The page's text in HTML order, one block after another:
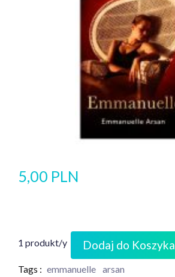
5,00 PLN
1 produkt/y Dodaj do Koszyka
Tags : emmanuelle arsan